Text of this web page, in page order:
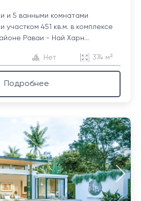
и 5 ванными комнатами
участком 451 кв.м. в комплексе
Раваи - Най Харн...
Нет 374 м²
Подробнее